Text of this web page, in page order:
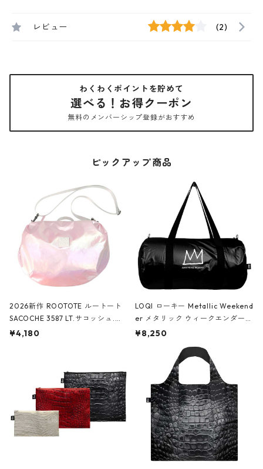
レビュー (2)
わくわくポイントを貯めて
選べる！お得クーポン
無料のメンバーシップ登録がおすすめ
ピックアップ商品
2026新作 ROOTOTE ルートート
SACOCHE 3587 LT.サコッシュ.ル
ミエ-B ショルダーバッグ グロスピ
¥4,180
LOQI ローキー Metallic Weekend
er メタリック ウィークエンダー
ボストンバッグ ショルダーバッグ
Black ジャン=ミッシェル・バスキ
ア/クラウン ブラック
¥8,250